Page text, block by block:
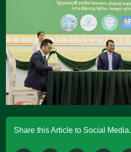
Share this Article to Social Media.